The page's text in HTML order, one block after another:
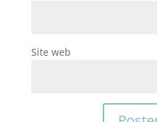
Site web